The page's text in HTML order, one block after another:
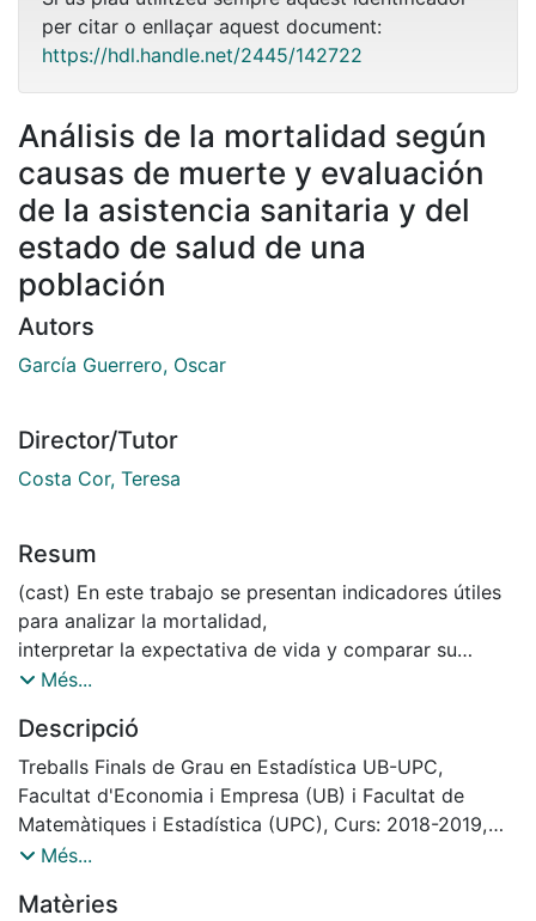
per citar o enllaçar aquest document:
https://hdl.handle.net/2445/142722
Análisis de la mortalidad según
causas de muerte y evaluación
de la asistencia sanitaria y del
estado de salud de una
población
Autors
García Guerrero, Oscar
Director/Tutor
Costa Cor, Teresa
Resum
(cast) En este trabajo se presentan indicadores útiles
para analizar la mortalidad,
interpretar la expectativa de vida y comparar su
comportamiento en diferentes territorios. A
esperanza de vida por sexo en distintas
edades y explicar la contribución de los grupos de
edades más avanzados en la mejora que ha
experimentado este indicador en los últimos años. Se
estudia la mortalidad según las causas de
como indirecta, para comparar
Més...
Descripció
Treballs Finals de Grau en Estadística UB-UPC,
Facultat d'Economia i Empresa (UB) i Facultat de
Matemàtiques i Estadística (UPC), Curs: 2018-2019,
Tutor: Teresa Costa Cor
Més...
Matèries